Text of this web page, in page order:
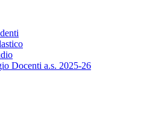
Docenti a.s. 2025-26